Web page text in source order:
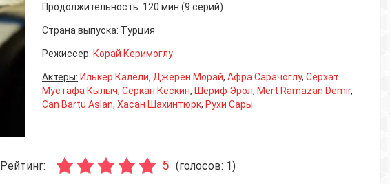
Продолжительность: 120 мин (9 серий)
Страна выпуска: Турция
Режиссер: Корай Керимоглу
Актеры: Илькер Калели, Джерен Морай, Афра Сарачоглу, Серхат
Мустафа Кылыч, Серкан Кескин, Шериф Эрол, Mert Ramazan Demir,
Can Bartu Aslan, Хасан Шахинтюрк, Рухи Сары
Рейтинг: 5 (голосов: 1)